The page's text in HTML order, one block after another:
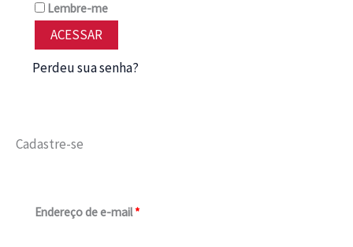
Lembre-me
ACESSAR
Perdeu sua senha?
Cadastre-se
Endereço de e-mail*Obrigatório